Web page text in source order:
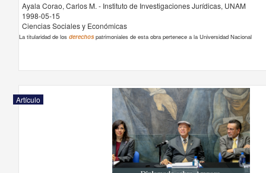
Ayala Corao, Carlos M. - Instituto de Investigaciones Jurídicas, UNAM
1998-05-15
Ciencias Sociales y Económicas
La titularidad de los derechospatrimoniales de esta obra pertenece a la Universidad Nacional
Artículo